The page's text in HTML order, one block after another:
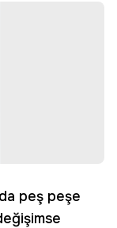
peş peşe